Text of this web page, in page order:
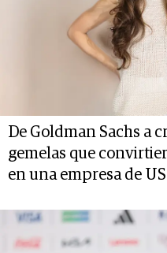
De Goldman Sachs a
gemelas que
en una empresa de